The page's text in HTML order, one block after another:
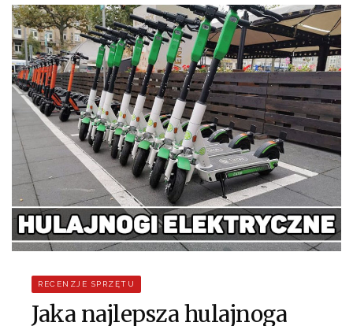
RECENZJE SPRZĘTU
Jaka najlepsza hulajnoga